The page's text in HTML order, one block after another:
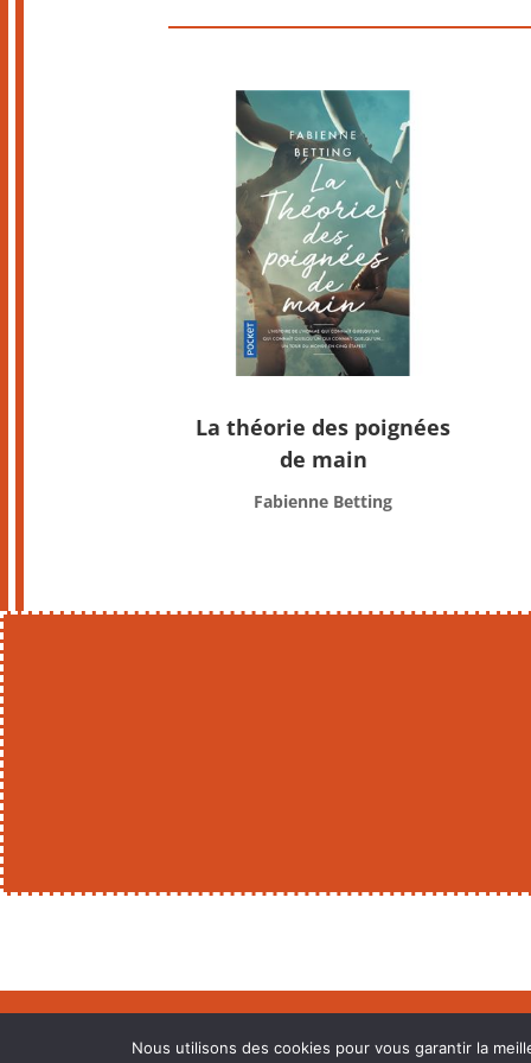
La théorie des poignées
de main
Fabienne Betting
Mentions légales
Nous utilisons des cookies pour vous garantir la